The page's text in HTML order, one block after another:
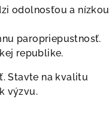
odolnosťou a nízkou
paropriepustnosť.
republike.
Stavte na kvalitu
výzvu.